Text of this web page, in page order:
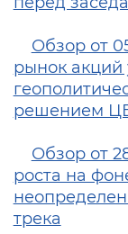
Обзор от
рынок акций
решением
Обзор от
роста на
трека